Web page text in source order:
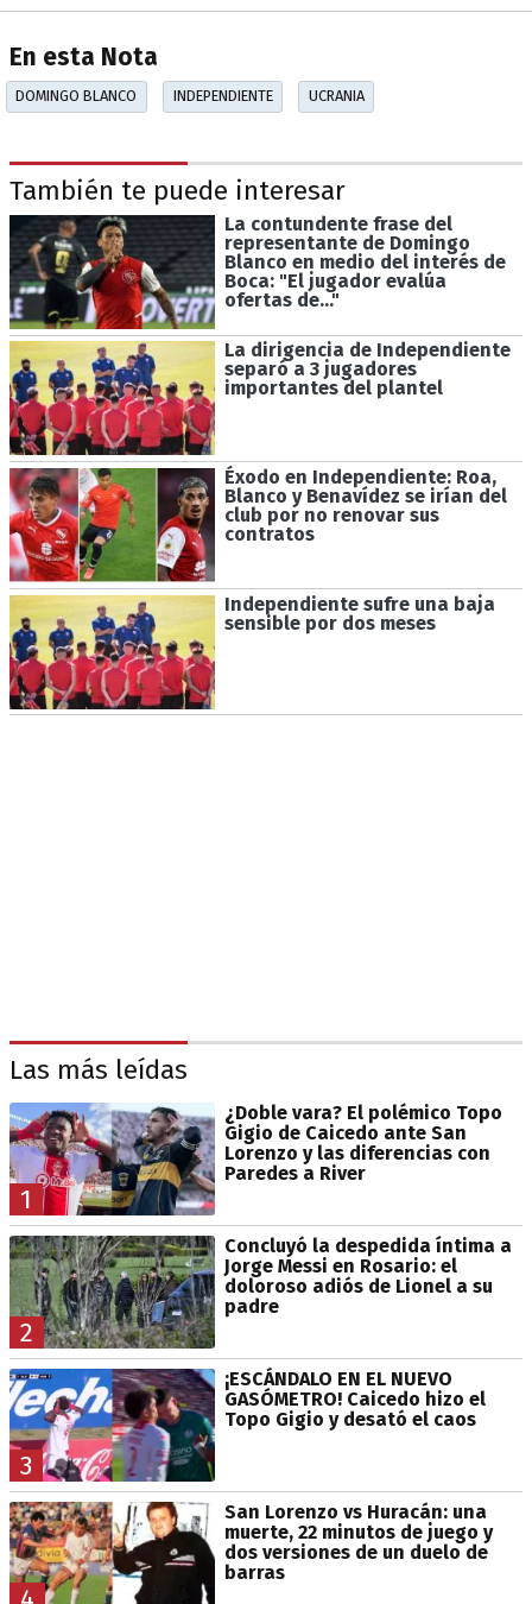
En esta Nota
DOMINGO BLANCO INDEPENDIENTE UCRANIA
También te puede interesar
La contundente frase del
representante de Domingo
Blanco en medio del interés de
Boca: "El jugador evalúa
ofertas de..."
La dirigencia de Independiente
separó a 3 jugadores
importantes del plantel
Éxodo en Independiente: Roa,
Blanco y Benavídez se irían del
club por no renovar sus
contratos
Independiente sufre una baja
sensible por dos meses
Las más leídas
1
¿Doble vara? El polémico Topo
Gigio de Caicedo ante San
Lorenzo y las diferencias con
Paredes a River
2
Concluyó la despedida íntima a
Jorge Messi en Rosario: el
doloroso adiós de Lionel a su
padre
3
¡ESCÁNDALO EN EL NUEVO
GASÓMETRO! Caicedo hizo el
Topo Gigio y desató el caos
San Lorenzo vs Huracán: una
muerte, 22 minutos de juego y
dos versiones de un duelo de
barras